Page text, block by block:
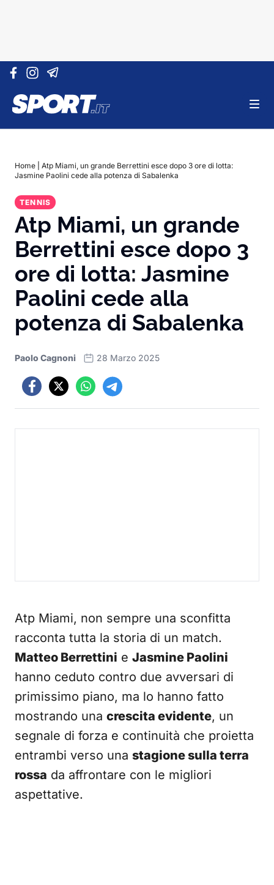
Vai al contenuto
Home
Atp Miami, un grande Berrettini esce dopo 3 ore di lotta:
Jasmine Paolini cede alla potenza di Sabalenka
TENNIS
Atp Miami, un grande
Berrettini esce dopo 3
ore di lotta: Jasmine
Paolini cede alla
potenza di Sabalenka
Paolo Cagnoni 28 Marzo 2025
Atp Miami, non sempre una sconfitta
racconta tutta la storia di un match.
Matteo Berrettini e Jasmine Paolini
hanno ceduto contro due avversari di
primissimo piano, ma lo hanno fatto
mostrando una crescita evidente, un
segnale di forza e continuità che proietta
entrambi verso una stagione sulla terra
rossa da affrontare con le migliori
aspettative.